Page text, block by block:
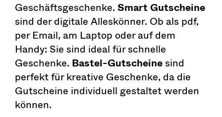
Geschäftsgeschenke.Smart Gutscheine
sind der digitale Alleskönner. Ob als pdf,
per Email, am Laptop oder auf dem
Handy: Sie sind ideal für schnelle
Geschenke. Bastel-Gutscheinesind
perfekt für kreative Geschenke, da die
Gutscheine individuell gestaltet werden
können.